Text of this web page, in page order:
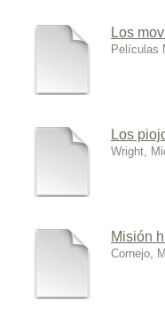
Los
Películas
Los
Wright,
Misión
Cornejo,